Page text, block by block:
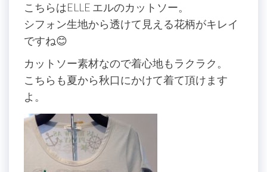
こちらはELLE エルのカットソー。
シフォン生地から透けて見える花柄がキレイ
ですね😊
カットソー素材なので着心地もラクラク。
こちらも夏から秋口にかけて着て頂けます
よ。